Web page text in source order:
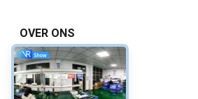
OVER ONS
Bedrijfprofiel
Fabriekstocht